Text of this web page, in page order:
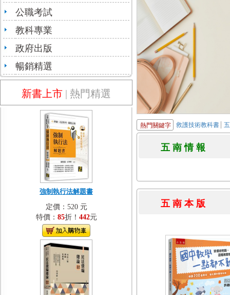
公職考試
教科專業
政府出版
暢銷精選
新書上市 | 熱門精選
強制執行法解題書
定價：520 元
特價： 85折！ 442元
熱門關鍵字 救護技術教科書
五 南 情
五 南 本